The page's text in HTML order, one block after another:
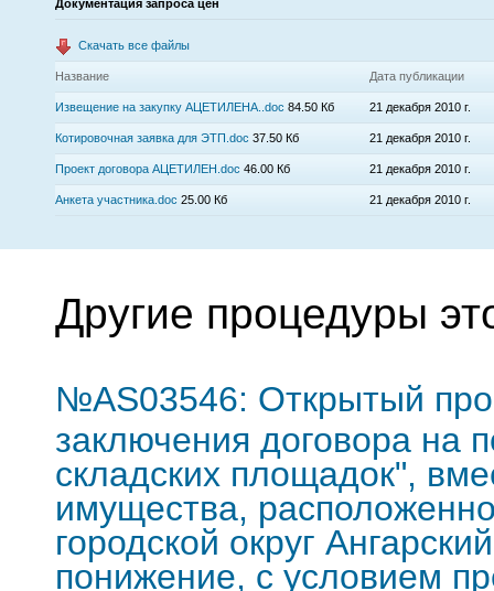
Документация запроса цен
Скачать все файлы
Название Дата публикации
Извещение на закупку АЦЕТИЛЕНА..doc 84.50 Кб 21 декабря 2010 г.
Котировочная заявка для ЭТП.doc 37.50 Кб 21 декабря 2010 г.
Проект договора АЦЕТИЛЕН.doc 46.00 Кб 21 декабря 2010 г.
Анкета участника.doc 25.00 Кб 21 декабря 2010 г.
Другие процедуры
№AS03546: Открытый
заключения договора на
складских площадок",
имущества,
городской округ
понижение, с условием